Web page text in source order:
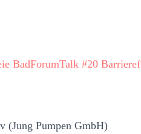
BadForumTalk #20
(Jung Pumpen GmbH)